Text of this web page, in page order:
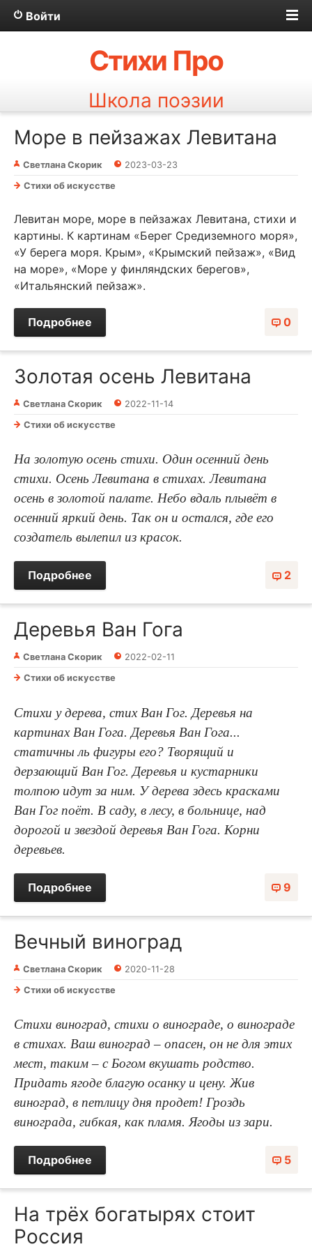
Войти
Стихи Про
Школа поэзии
Море в пейзажах Левитана
Светлана Скорик
2023-03-23
Стихи об искусстве
Левитан море, море в пейзажах Левитана, стихи и
картины. К картинам «Берег Средиземного моря»,
«У берега моря. Крым», «Крымский пейзаж», «Вид
на море», «Море у финляндских берегов»,
«Итальянский пейзаж».
0
Подробнее
Золотая осень Левитана
Светлана Скорик
2022-11-14
Стихи об искусстве
На золотую осень стихи. Один осенний день
стихи. Осень Левитана в стихах. Левитана
осень в золотой палате. Небо вдаль плывёт в
осенний яркий день. Так он и остался, где его
создатель вылепил из красок.
2
Подробнее
Деревья Ван Гога
Светлана Скорик
2022-02-11
Стихи об искусстве
Стихи у дерева, стих Ван Гог. Деревья на
картинах Ван Гога. Деревья Ван Гога...
статичны ль фигуры его? Творящий и
дерзающий Ван Гог. Деревья и кустарники
толпою идут за ним. У дерева здесь красками
Ван Гог поёт. В саду, в лесу, в больнице, над
дорогой и звездой деревья Ван Гога. Корни
деревьев.
9
Подробнее
Вечный виноград
Светлана Скорик
2020-11-28
Стихи об искусстве
Стихи виноград, стихи о винограде, о винограде
в стихах. Ваш виноград – опасен, он не для этих
мест, таким – с Богом вкушать родство.
Придать ягоде благую осанку и цену. Жив
виноград, в петлицу дня продет! Гроздь
винограда, гибкая, как пламя. Ягоды из зари.
5
Подробнее
На трёх богатырях стоит
Россия